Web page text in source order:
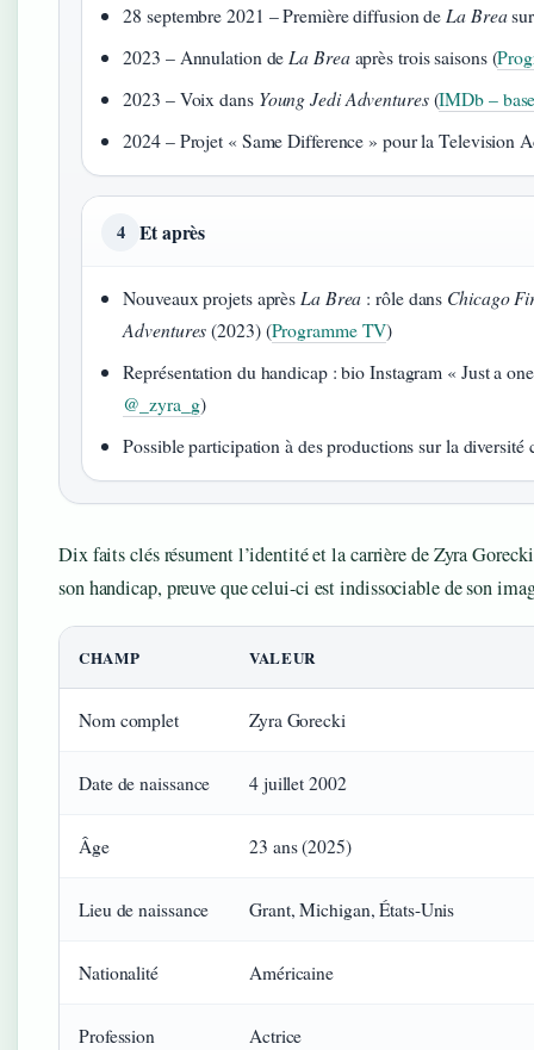
28 septembre 2021 – Première diffusion de La Brea
2023 – Annulation de La Breaaprès trois saisons (
2023 – Voix dans Young Jedi Adventures(IMDb –
2024 – Projet « Same Difference » pour la Television
4 Et après
Nouveaux projets après La Brea : rôle dans Chicago
Adventures(2023) (Programme TV)
Représentation du handicap : bio Instagram « Just a
@_zyra_g)
Possible participation à des productions sur la
Dix faits clés résument l’identité et la carrière de Zyra
son handicap, preuve que celui-ci est indissociable de son
CHAMP VALEUR
Nom complet Zyra Gorecki
Date de naissance 4 juillet 2002
Âge 23 ans (2025)
Lieu de naissance Grant, Michigan, États-Unis
Nationalité Américaine
Profession Actrice